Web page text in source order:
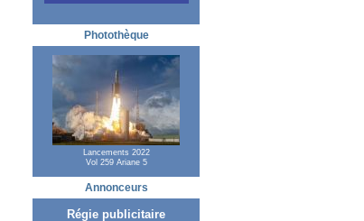
Photothèque
Lancements 2022
Vol 259 Ariane 5
Annonceurs
Régie publicitaire